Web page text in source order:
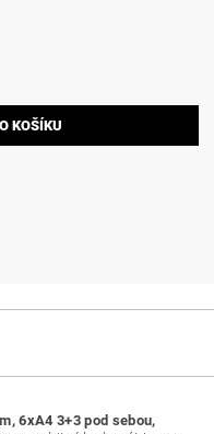
6xA4 3+3 pod sebou,